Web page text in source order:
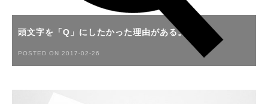
頭文字を「Q」にしたかった理由がある。
POSTED ON 2017-02-26